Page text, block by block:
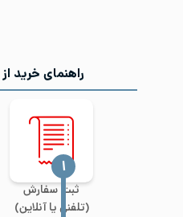
راهنمای خرید از
ثبت سفارش
(تلفنی یا آنلاین)
‍۱